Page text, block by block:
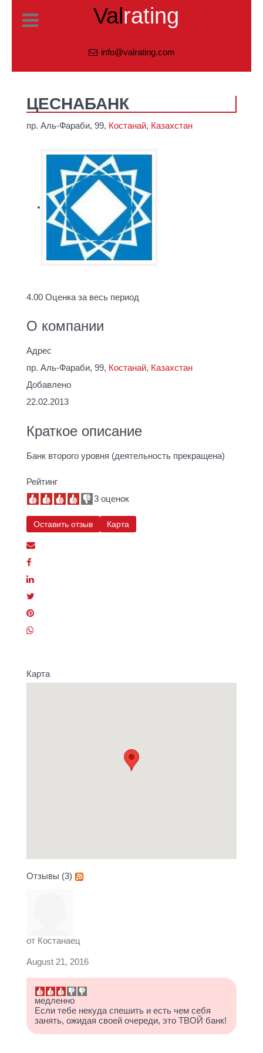
Valrating
info@valrating.com
ЦЕСНАБАНК
пр. Аль-Фараби, 99, Костанай, Казахстан
4.00 Оценка за весь период
О компании
Адрес
пр. Аль-Фараби, 99, Костанай, Казахстан
Добавлено
22.02.2013
Краткое описание
Банк второго уровня (деятельность прекращена)
Рейтинг
3 оценок
Оставить отзыв Карта
Карта
Отзывы (3)
от Костанаец
August 21, 2016
медленно
Если тебе некуда спешить и есть чем себя
занять, ожидая своей очереди, это ТВОЙ банк!